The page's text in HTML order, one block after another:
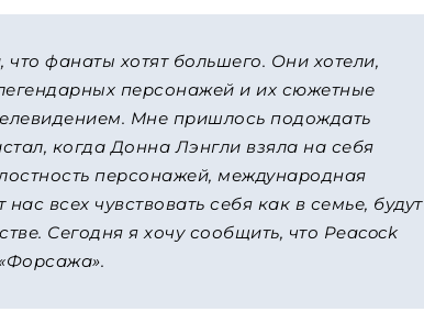
фанаты хотят большего. Они хотели,
персонажей и их сюжетные
Мне пришлось подождать
когда Донна Лэнгли взяла на себя
персонажей, международная
всех чувствовать себя как в семье, будут
Сегодня я хочу сообщить, что Peacock